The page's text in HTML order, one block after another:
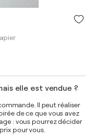
elle est vendue ?
Il peut réaliser
de ce que vous avez
: vous pourrez décider
pour vous.